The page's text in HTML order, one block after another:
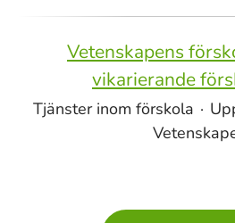
Vetenskapens
vikarierande
Tjänster inom förskola ·